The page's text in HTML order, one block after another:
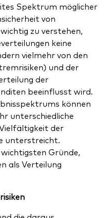
Spektrum möglicher
von
zu verstehen,
keine
vielmehr von den
und der
der
beeinflusst wird.
können
unterschiedliche
der
unterstreicht.
Gründe,
als Verteilung